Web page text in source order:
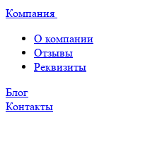
Компания
О компании
Отзывы
Реквизиты
Блог
Контакты